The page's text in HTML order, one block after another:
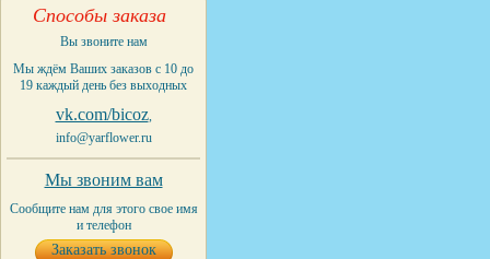
Способы заказа
Вы звоните нам
Мы ждём Ваших заказов с 10 до
19 каждый день без выходных
vk.com/bicoz,
info@yarflower.ru
Мы звоним вам
Сообщите нам для этого свое имя
и телефон
Заказать звонок